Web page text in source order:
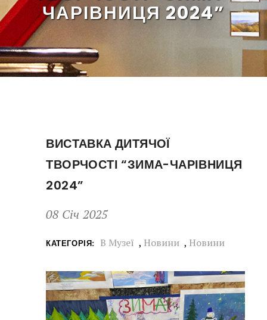
ЧАРІВНИЦЯ 2024”
ВИСТАВКА ДИТЯЧОЇ
ТВОРЧОСТІ “ЗИМА-ЧАРІВНИЦЯ
2024”
08 Січ 2025
КАТЕГОРІЯ: В Музеї , Новини , Новини